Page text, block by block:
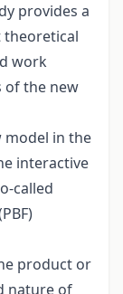
provides a
work
of the new
model in the
interactive
called
product or
nature of